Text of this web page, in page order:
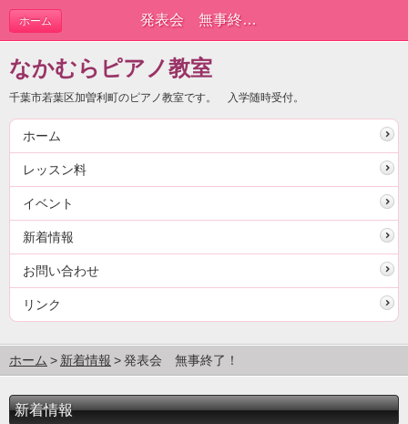
発表会 無事終了！ | 新着情報
ホーム
なかむらピアノ教室
千葉市若葉区加曽利町のピアノ教室です。 入学随時受付。
ホーム
レッスン料
イベント
新着情報
お問い合わせ
リンク
ホーム 新着情報 発表会 無事終了！
新着情報